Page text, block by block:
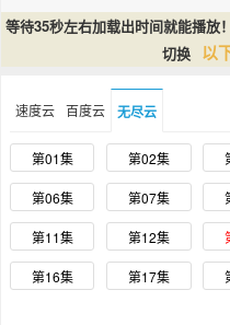
等待35秒左右加载出时间就能播放
切换 以
速度云 百度云 无尽云
第01集 第02集
第06集 第07集
第11集 第12集
第16集 第17集